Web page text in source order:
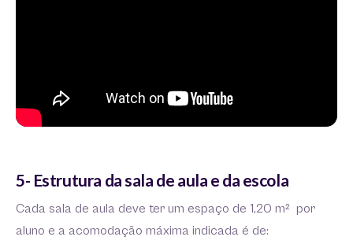
5- Estrutura da sala de aula e da escola
Cada sala de aula deve ter um espaço de 1,20 m² por
aluno e a acomodação máxima indicada é de: